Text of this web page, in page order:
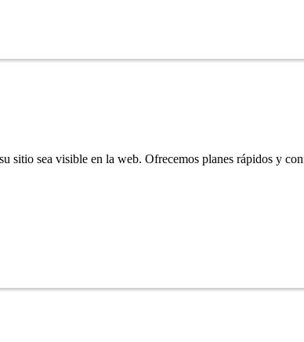
sitio sea visible en la web. Ofrecemos planes rápidos y